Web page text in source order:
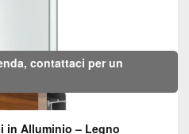
contattaci per un
in Alluminio – Legno